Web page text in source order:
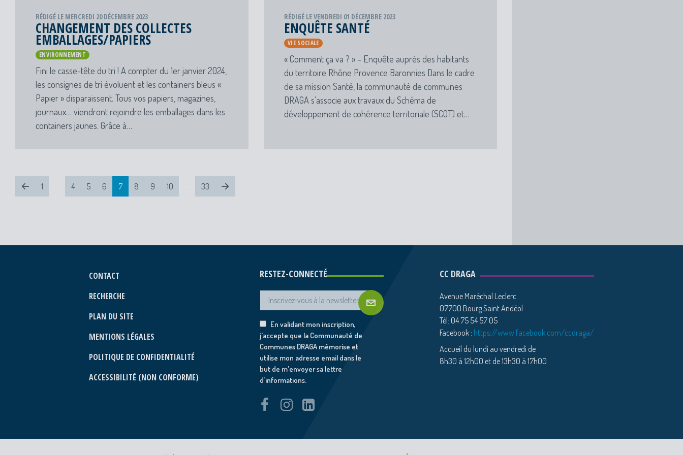
RÉDIGÉ LE MERCREDI 20 DÉCEMBRE 2023
CHANGEMENT DES COLLECTES
EMBALLAGES/PAPIERS
ENVIRONNEMENT
Fini le casse-tête du tri ! A compter du 1er janvier 2024,
les consignes de tri évoluent et les containers bleus «
Papier » disparaissent. Tous vos papiers, magazines,
journaux… viendront rejoindre les emballages dans les
containers jaunes. Grâce à…
RÉDIGÉ LE VENDREDI 01 DÉCEMBRE 2023
ENQUÊTE SANTÉ
VIE SOCIALE
« Comment ça va ? » – Enquête auprès des habitants
du territoire Rhône Provence Baronnies Dans le cadre
de sa mission Santé, la communauté de communes
DRAGA s'associe aux travaux du Schéma de
développement de cohérence territoriale (SCOT) et…
1 4 5 6 7 8 9 10 33
CONTACT
RECHERCHE
PLAN DU SITE
MENTIONS LÉGALES
POLITIQUE DE CONFIDENTIALITÉ
ACCESSIBILITÉ (NON CONFORME)
RESTEZ-CONNECTÉ
En validant mon inscription,
j'accepte que la Communauté de
Communes DRAGA mémorise et
utilise mon adresse email dans le
but de m'envoyer sa lettre
d’informations.
CC DRAGA
Avenue Maréchal Leclerc
07700 Bourg Saint Andéol
Tél: 04 75 54 57 05
Facebook : https://www.facebook.com/ccdraga/
Accueil du lundi au vendredi de
8h30 à 12h00 et de 13h30 à 17h00